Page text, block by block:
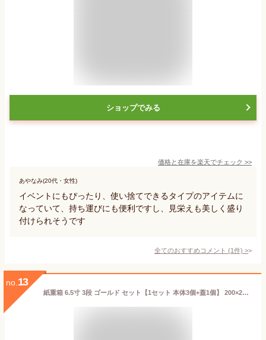
ショップでみる
価格と在庫を楽天でチェック >>
あやなみ(20代・女性)
イベントにもぴったり、使い捨てできるタイプのアイテムに
なっていて、持ち運びにも便利ですし、見栄えも美しく盛り
付けられそうです
全てのおすすめコメント (1件) >
no. 13
紙重箱 6.5寸 3段 ゴールド セット【1セット 本体3個+蓋1個】 200×200×高190mm 友禅和紙 おせち お節 容器 紙 重箱 テイクアウト お持ち帰り 使い捨て レンジ不可 重函 お正月 正月 金色 金 豪華 おしゃれ 使い捨て食器 使い捨て皿 器